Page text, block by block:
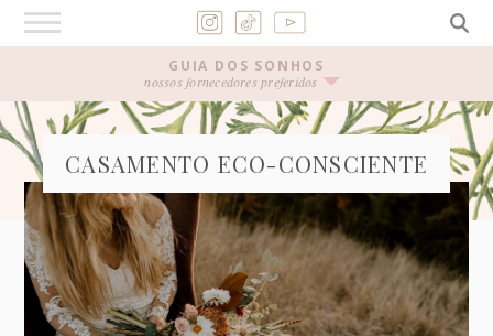
GUIA DOS SONHOS
nossos fornecedores preferidos
CASAMENTO ECO-CONSCIENTE